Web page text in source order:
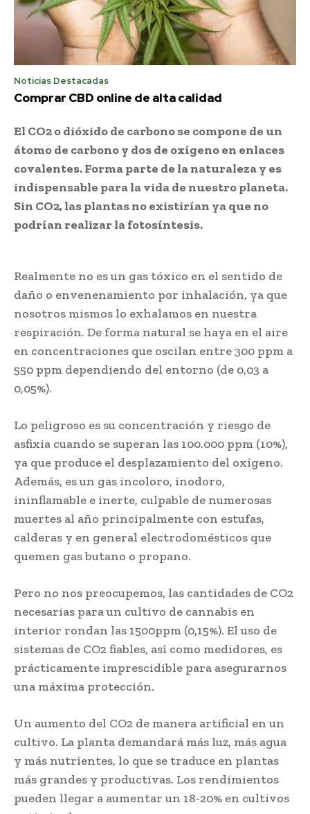
Noticias Destacadas
Comprar CBD online de alta calidad
El CO2 o dióxido de carbono se compone de un
átomo de carbono y dos de oxígeno en enlaces
covalentes. Forma parte de la naturaleza y es
indispensable para la vida de nuestro planeta.
Sin CO2, las plantas no existirían ya que no
podrían realizar la fotosíntesis.
Realmente no es un gas tóxico en el sentido de
daño o envenenamiento por inhalación, ya que
nosotros mismos lo exhalamos en nuestra
respiración. De forma natural se haya en el aire
en concentraciones que oscilan entre 300 ppm a
550 ppm dependiendo del entorno (de 0,03 a
0,05%).
Lo peligroso es su concentración y riesgo de
asfixia cuando se superan las 100.000 ppm (10%),
ya que produce el desplazamiento del oxígeno.
Además, es un gas incoloro, inodoro,
ininflamable e inerte, culpable de numerosas
muertes al año principalmente con estufas,
calderas y en general electrodomésticos que
quemen gas butano o propano.
Pero no nos preocupemos, las cantidades de CO2
necesarias para un cultivo de cannabis en
interior rondan las 1500ppm (0,15%). El uso de
sistemas de CO2 fiables, así como medidores, es
prácticamente imprescidible para asegurarnos
una máxima protección.
Un aumento del CO2 de manera artificial en un
cultivo. La planta demandará más luz, más agua
y más nutrientes, lo que se traduce en plantas
más grandes y productivas. Los rendimientos
pueden llegar a aumentar un 18-20% en cultivos